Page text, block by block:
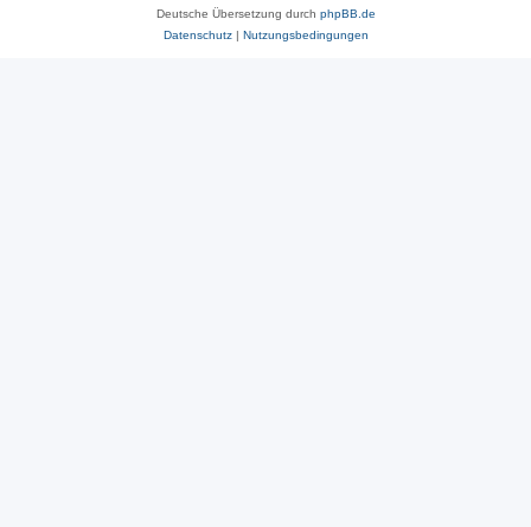
Deutsche Übersetzung durch phpBB.de
Datenschutz| Nutzungsbedingungen